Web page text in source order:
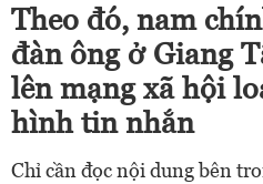
Theo đó, nam
đàn ông ở Giang
lên mạng xã hội
hình tin nhắn
Chỉ cần đọc nội dung bên